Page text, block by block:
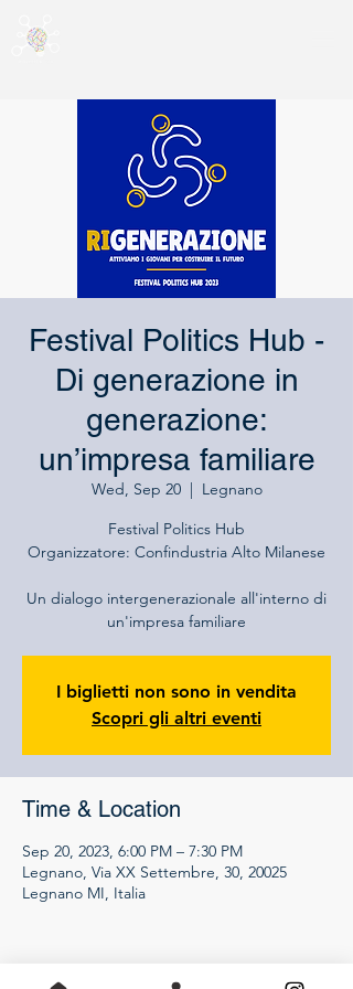
Festival Politics Hub -
Di generazione in
generazione:
un’impresa familiare
Wed, Sep 20
  |
Legnano
Festival Politics Hub
Organizzatore: Confindustria Alto Milanese
Un dialogo intergenerazionale all'interno di
un'impresa familiare
I biglietti non sono in vendita
Scopri gli altri eventi
Time & Location
Sep 20, 2023, 6:00 PM – 7:30 PM
Legnano, Via XX Settembre, 30, 20025
Legnano MI, Italia